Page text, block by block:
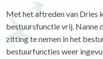
Met het aftreden van Dries
bestuursfunctie vrij. Nanne
zitting te nemen in het
bestuurfuncties weer